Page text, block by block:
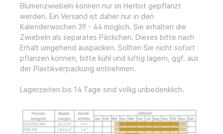
Blumenzwiebeln können nur im Herbst gepflanzt
werden. Ein Versand ist daher nur in den
Kalenderwochen 39 - 44 möglich. Sie erhalten die
Zwiebeln als separates Päckchen. Dieses bitte nach
Erhalt umgehend auspacken. Sollten Sie nicht sofort
pflanzen können, bitte kühl und luftig lagern, ggf. aus
der Plastikverpackung entnehmen.
Lagerzeiten bis 14 Tage sind völlig unbedenklich.